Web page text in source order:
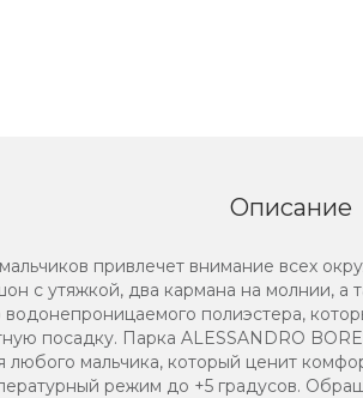
Описание
привлечет внимание всех
с утяжкой, два кармана на молнии, а
водонепроницаемого полиэстера,
посадку. Парка ALESSANDRO
мальчика, который ценит
режим до +5 градусов.